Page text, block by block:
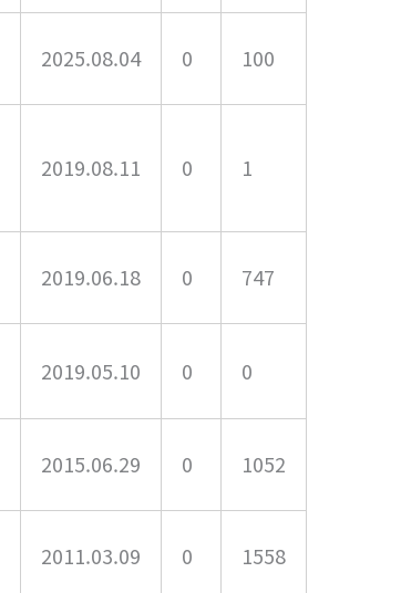
2025.08.04 0 100
2019.08.11 0 1
2019.06.18 0 747
2019.05.10 0 0
2015.06.29 0 1052
2011.03.09 0 1558